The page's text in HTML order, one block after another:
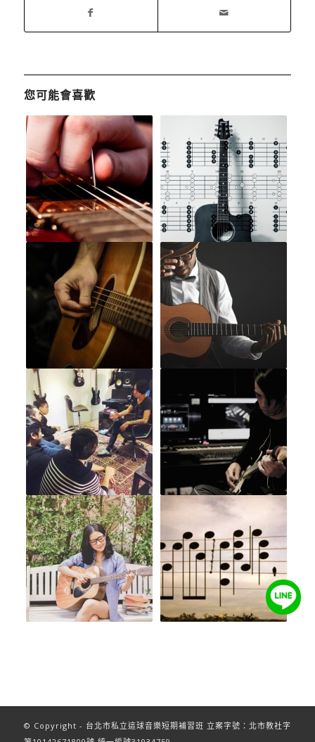
您可能會喜歡
© Copyright - 台北市私立這球音樂短期補習班 立案字號：北市教社字